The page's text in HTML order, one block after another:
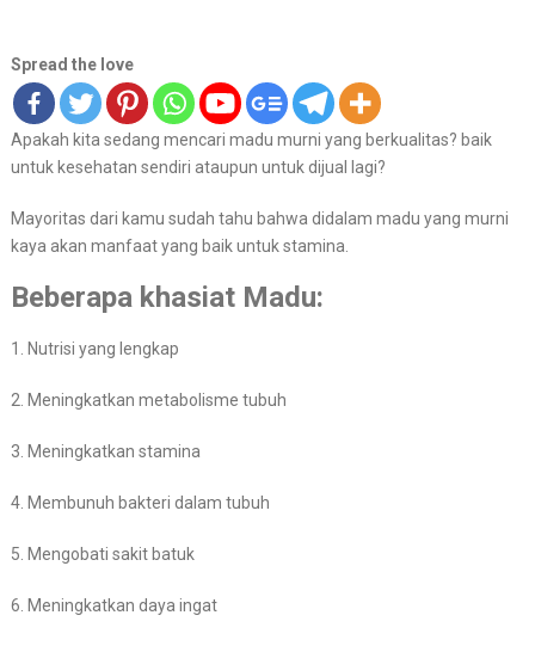
Spread the love
Apakah kita sedang mencari madu murni yang berkualitas? baik
untuk kesehatan sendiri ataupun untuk dijual lagi?
Mayoritas dari kamu sudah tahu bahwa didalam madu yang murni
kaya akan manfaat yang baik untuk stamina.
Beberapa khasiat Madu:
1. Nutrisi yang lengkap
2. Meningkatkan metabolisme tubuh
3. Meningkatkan stamina
4. Membunuh bakteri dalam tubuh
5. Mengobati sakit batuk
6. Meningkatkan daya ingat